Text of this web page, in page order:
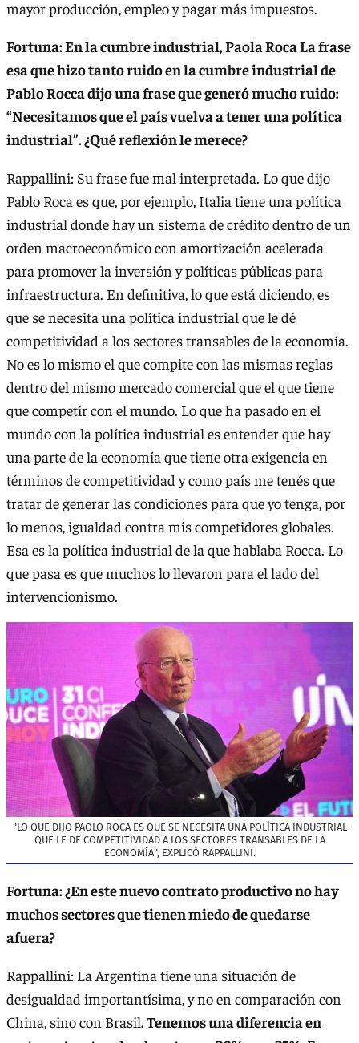
mayor producción, empleo y pagar más impuestos.
Fortuna: En la cumbre industrial, Paola Roca La frase
esa que hizo tanto ruido en la cumbre industrial de
Pablo Rocca dijo una frase que generó mucho ruido:
“Necesitamos que el país vuelva a tener una política
industrial”. ¿Qué reflexión le merece?
Rappallini: Su frase fue mal interpretada. Lo que dijo
Pablo Roca es que, por ejemplo, Italia tiene una política
industrial donde hay un sistema de crédito dentro de un
orden macroeconómico con amortización acelerada
para promover la inversión y políticas públicas para
infraestructura. En definitiva, lo que está diciendo, es
que se necesita una política industrial que le dé
competitividad a los sectores transables de la economía.
No es lo mismo el que compite con las mismas reglas
dentro del mismo mercado comercial que el que tiene
que competir con el mundo. Lo que ha pasado en el
mundo con la política industrial es entender que hay
una parte de la economía que tiene otra exigencia en
términos de competitividad y como país me tenés que
tratar de generar las condiciones para que yo tenga, por
lo menos, igualdad contra mis competidores globales.
Esa es la política industrial de la que hablaba Rocca. Lo
que pasa es que muchos lo llevaron para el lado del
intervencionismo.
"LO QUE DIJO PAOLO ROCA ES QUE SE NECESITA UNA POLÍTICA INDUSTRIAL
QUE LE DÉ COMPETITIVIDAD A LOS SECTORES TRANSABLES DE LA
ECONOMÍA", EXPLICÓ RAPPALLINI.
Fortuna: ¿En este nuevo contrato productivo no hay
muchos sectores que tienen miedo de quedarse
afuera?
Rappallini: La Argentina tiene una situación de
desigualdad importantísima, y no en comparación con
China, sino con Brasil. Tenemos una diferencia en